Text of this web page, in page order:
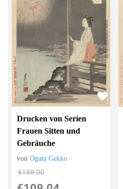
Drucken von Serien
Frauen Sitten und
Gebräuche
vonOgata Gekko
€188.00